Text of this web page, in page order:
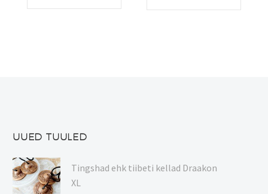
7,77 €
tootel
UUED TUULED
Tingshad ehk tiibeti kellad Draakon
XL